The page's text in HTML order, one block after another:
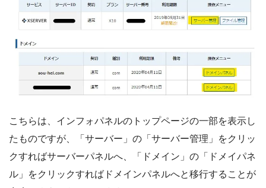
こちらは、インフォパネルのトップページの一部を表示し
たものですが、「サーバー」の「サーバー管理」をクリッ
クすればサーバーパネルへ、「ドメイン」の「ドメイパネ
ル」をクリックすればドメインパネルへと移行することが